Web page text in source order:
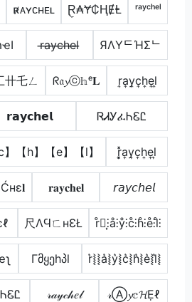
ʀ̷ᴀʏᴄʜᴇʟ Ɽ̼₳Ɏ₵ⱧɆⱠ ʳᵃʸᶜʰᵉˡ
r̶a̶y̶c̶h̶e̶l̶ ЯΛYᄃΉΣᄂ
乇ㄥ ᖇ𝔞𝔂ⓒ𝕙ᵉ𝐋 r͎a͎y͎c͎h͎e͎l͎
𝗿𝗮𝘆𝗰𝗵𝗲𝗹 ᏒᏗᎩፈᏂᏋᏝ
】【h】【e】【l】 r͎͓̽a͎y͎c͎h͎e͎l͎
𝐫𝐚𝐲𝐜𝐡𝐞𝐥 𝘳𝘢𝘺𝘤𝘩𝘦𝘭
尺ΛϤㄈнƐŁ r̊⫶͎⫶å⫶ẙ⫶c̊⫶h̊⫶e̊⫶l̊⫶
Γმყეhპl r͛⦚⦚a͛⦚y͛⦚c͛⦚h͛⦚e͛⦚l͛⦚
𝓇𝒶𝓎𝒸𝒽𝑒𝓁 𝓇Ⓐ𝔂𝕔𝓗Ẹℓ